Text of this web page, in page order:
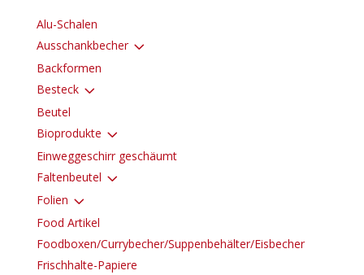
Alu-Schalen
Ausschankbecher3
Backformen
Besteck3
Beutel
Bioprodukte 3
Einweggeschirr geschäumt
Faltenbeutel 3
Folien 3
Food Artikel
Foodboxen/Currybecher/Suppenbehälter/Eisbecher
Frischhalte-Papiere